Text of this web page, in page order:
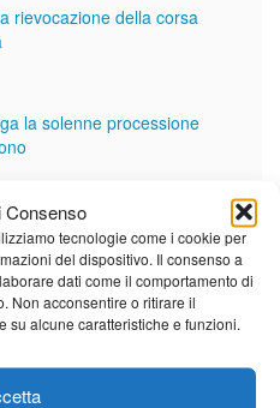
tecnologie come i cookie per
del dispositivo. Il consenso a
dati come il comportamento di
Non acconsentire o ritirare il
su alcune caratteristiche e funzioni.
rievocazione della corsa
la solenne processione
2026